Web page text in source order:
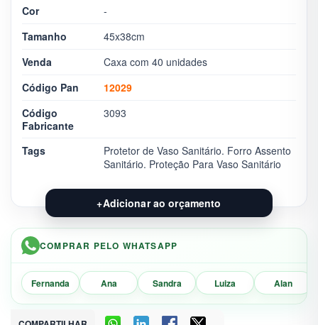
Cor
-
Tamanho
45x38cm
Venda
Caxa com 40 unidades
Código Pan
12029
Código
Fabricante
3093
Tags
Protetor de Vaso Sanitário. Forro Assento
Sanitário. Proteção Para Vaso Sanitário
+Adicionar ao orçamento
COMPRAR PELO WHATSAPP
Fernanda Ana Sandra Luiza Alan